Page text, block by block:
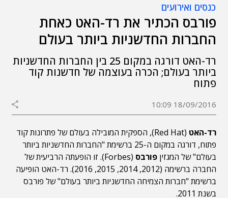
כנסים ואירועים
פורבס הכתיר את רד-האט כאחת
החברות החדשניות ביותר בעולם
רד-האט דורגה במקום 25 בין החברות החדשניות
ביותר בעולם; הכרה בעוצמה של חדשנות קוד
פתוח
18/09/2016 10:09
רד-האט
(Red Hat), הספקית המובילה בעולם של פתרונות קוד
פתוח, דורגה במקום ה-25 ברשימת "החברות החדשניות ביותר
בעולם" של המגזין פורבס
(Forbes). זו הופעתה הרביעית של
החברה ברשימה (2012, 2014, 2015, 2016). רד-האט הופיעה
ברשימת "חברות הצמיחה החדשניות ביותר בעולם" של פורבס
בשנת 2011.